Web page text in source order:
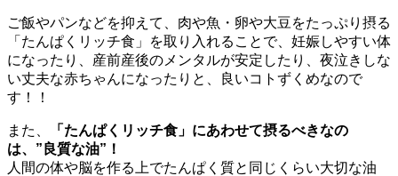
ご飯やパンなどを抑えて、肉や魚・卵や大豆をたっぷり摂る
「たんぱくリッチ食」を取り入れることで、妊娠しやすい体
になったり、産前産後のメンタルが安定したり、夜泣きしな
い丈夫な赤ちゃんになったりと、良いコトずくめなので
す！！
また、
「たんぱくリッチ食」にあわせて摂るべきなの
は、”良質な油”！
人間の体や脳を作る上でたんぱく質と同じくらい大切な油